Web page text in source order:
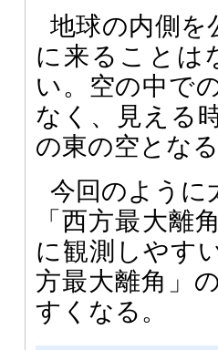
地球の内側を
に来ることは
い。空の中で
なく、見える
の東の空となる
今回のように
「西方最大離
に観測しやす
方最大離角」
すくなる。